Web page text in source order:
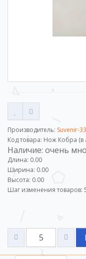
Производитель: Suvenir-
Код товара: Нож Кобра (в
Наличие: очень
Длина: 0.00
Ширина: 0.00
Высота: 0.00
Шаг изменения товаров: